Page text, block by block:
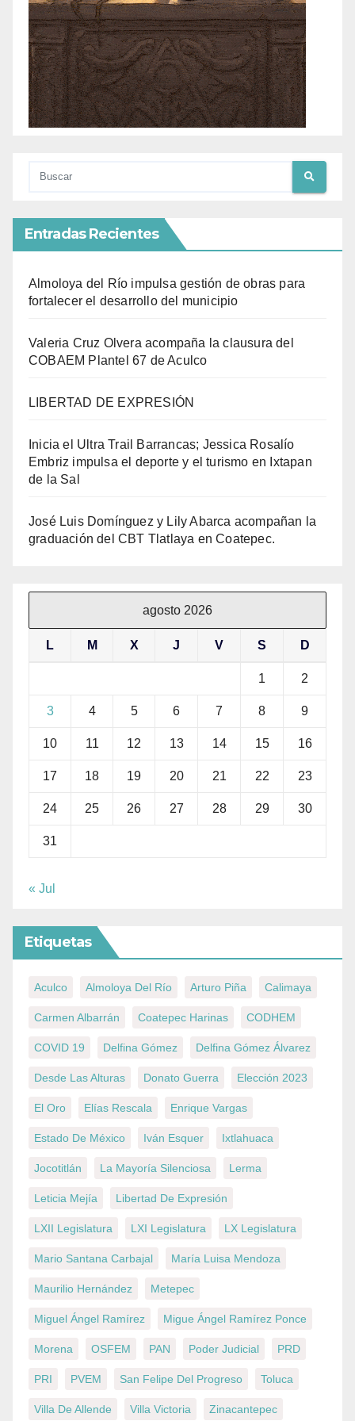
Entradas Recientes
Almoloya del Río impulsa gestión de obras para
fortalecer el desarrollo del municipio
Valeria Cruz Olvera acompaña la clausura del
COBAEM Plantel 67 de Aculco
LIBERTAD DE EXPRESIÓN
Inicia el Ultra Trail Barrancas; Jessica Rosalío
Embriz impulsa el deporte y el turismo en Ixtapan
de la Sal
José Luis Domínguez y Lily Abarca acompañan la
graduación del CBT Tlatlaya en Coatepec.
agosto 2026
L M X J V S D
1 2
3 4 5 6 7 8 9
10 11 12 13 14 15 16
17 18 19 20 21 22 23
24 25 26 27 28 29 30
31
« Jul
Etiquetas
Aculco Almoloya Del Río Arturo Piña Calimaya
Carmen Albarrán Coatepec Harinas CODHEM
COVID 19 Delfina Gómez Delfina Gómez Álvarez
Desde Las Alturas Donato Guerra Elección 2023
El Oro Elías Rescala Enrique Vargas
Estado De México Iván Esquer Ixtlahuaca
Jocotitlán La Mayoría Silenciosa Lerma
Leticia Mejía Libertad De Expresión
LXII Legislatura LXI Legislatura LX Legislatura
Mario Santana Carbajal María Luisa Mendoza
Maurilio Hernández Metepec
Miguel Ángel Ramírez Migue Ángel Ramírez Ponce
Morena OSFEM PAN Poder Judicial PRD
PRI PVEM San Felipe Del Progreso Toluca
Villa De Allende Villa Victoria Zinacantepec